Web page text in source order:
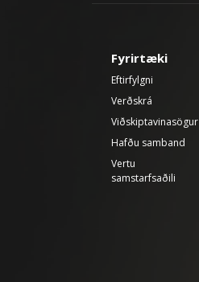
Fyrirtæki
Eftirfylgni
Verðskrá
Viðskiptavinasögur
Hafðu samband
Vertu
samstarfsaðili